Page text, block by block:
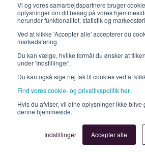
Vi og vores samarbejdspartnere bruger
oplysninger om dit besøg på vores
herunder funktionalitet, statistik og
Ved at klikke 'Accepter alle' accepterer du
markedsføring.
Du kan vælge, hvilke formål du ønsker at
under 'Indstillinger'.
Du kan også sige nej tak til cookies ved at
Find vores cookie- og privatlivspolitik her.
Hvis du afviser, vil dine oplysninger ikke blive
denne hjemmeside.
Indstillinger Accepter alle
Planlegg utgivelse
Både under “Oppsett” og
høyre side hvilken status
hvilket tidsrom den er planlagt å
tilsvarer dem fra oversikten. Det vil
Aktiv
Undersøkelsen er
besvares i Redia
menypunktet “Svar”